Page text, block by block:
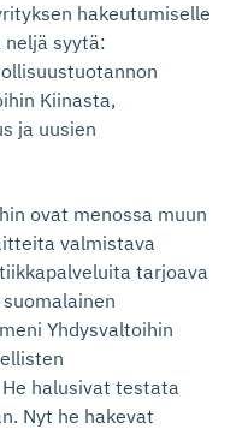
hakeutumiselle
neljä syytä:
Kiinasta,
ja uusien
ovat menossa muun
valmistava
tarjoava
Yhdysvaltoihin
halusivat testata
Nyt he hakevat